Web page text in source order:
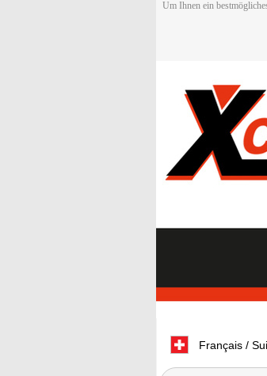
Um Ihnen ein
Français /